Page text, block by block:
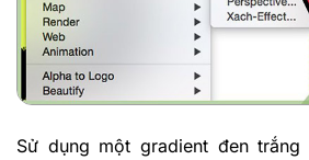
Sử dụng một gradient đen